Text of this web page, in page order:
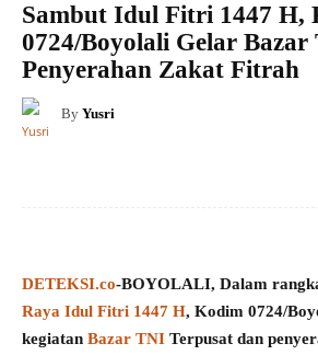
Sambut Idul Fitri 1447 H,
0724/Boyolali Gelar
Penyerahan Zakat Fitrah
By Yusri
DETEKSI.co-BOYOLALI, Dalam
Raya Idul Fitri 1447 H, Kodim 0724/
kegiatan Bazar TNI Terpusat dan